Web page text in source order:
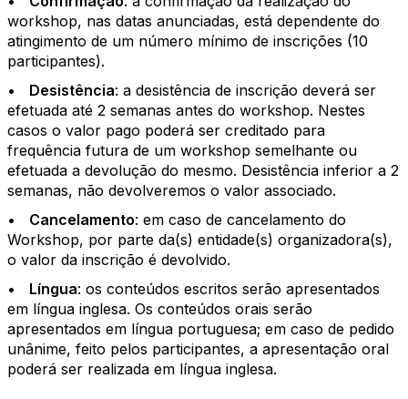
workshop, nas datas anunciadas, está dependente do
atingimento de um número mínimo de inscrições (10
participantes).
• Desistência: a desistência de inscrição deverá ser
efetuada até 2 semanas antes do workshop. Nestes
casos o valor pago poderá ser creditado para
frequência futura de um workshop semelhante ou
efetuada a devolução do mesmo. Desistência inferior a 2
semanas, não devolveremos o valor associado.
• Cancelamento: em caso de cancelamento do
Workshop, por parte da(s) entidade(s) organizadora(s),
o valor da inscrição é devolvido.
• Língua: os conteúdos escritos serão apresentados
em língua inglesa. Os conteúdos orais serão
apresentados em língua portuguesa; em caso de pedido
unânime, feito pelos participantes, a apresentação oral
poderá ser realizada em língua inglesa.